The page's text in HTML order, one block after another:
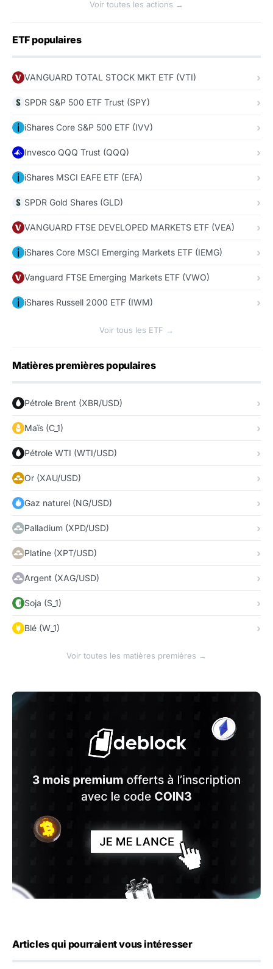
Voir toutes les actions →
ETF populaires
VANGUARD TOTAL STOCK MKT ETF (VTI)
SPDR S&P 500 ETF Trust (SPY)
iShares Core S&P 500 ETF (IVV)
Invesco QQQ Trust (QQQ)
iShares MSCI EAFE ETF (EFA)
SPDR Gold Shares (GLD)
VANGUARD FTSE DEVELOPED MARKETS ETF (VEA)
iShares Core MSCI Emerging Markets ETF (IEMG)
Vanguard FTSE Emerging Markets ETF (VWO)
iShares Russell 2000 ETF (IWM)
Voir tous les ETF →
Matières premières populaires
Pétrole Brent (XBR/USD)
Maïs (C_1)
Pétrole WTI (WTI/USD)
Or (XAU/USD)
Gaz naturel (NG/USD)
Palladium (XPD/USD)
Platine (XPT/USD)
Argent (XAG/USD)
Soja (S_1)
Blé (W_1)
Voir toutes les matières premières →
Articles qui pourraient vous intéresser